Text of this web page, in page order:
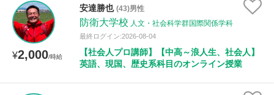
¥2,000/時給
安達勝也 (43)男性
防衛大学校 人文・社会科学群国際関係学科
最終ログイン:2026-08-04
【社会人プロ講師】【中高～浪人生、社会人】
英語、現国、歴史系科目のオンライン授業